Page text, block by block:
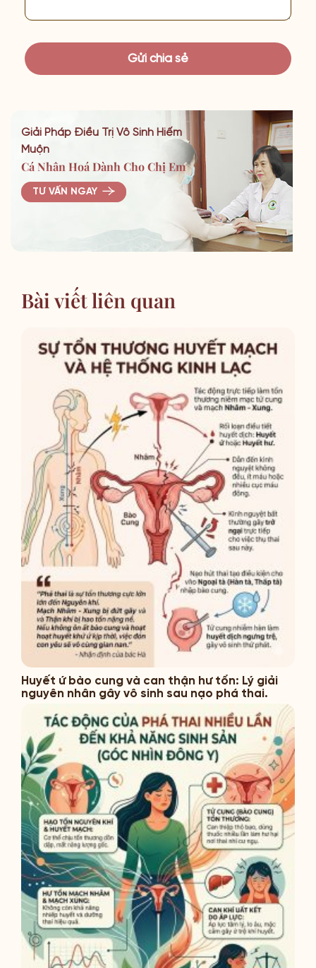
Giải Pháp Điều Trị Vô Sinh Hiếm
Muộn
Cá Nhân Hoá Dành Cho Chị Em
TƯ VẤN NGAY
Bài viết liên quan
Huyết ứ bào cung và can thận hư tổn: Lý giải
nguyên nhân gây vô sinh sau nạo phá thai.